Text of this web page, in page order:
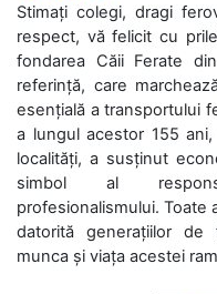
Stimați colegi, dragi
respect, vă felicit cu
fondarea Căii Ferate
referință, care
esențială a transportului
a lungul acestor 155
localități, a susținut
simbol al
profesionalismului. Toate
datorită generațiilor de
munca și viața acestei